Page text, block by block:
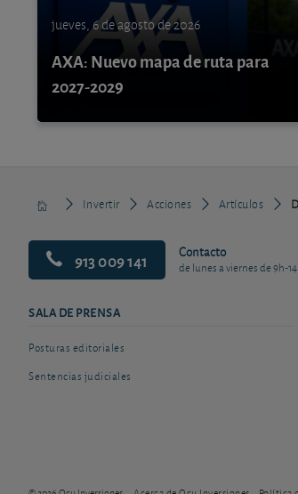
jueves, 6 de agosto de 2026
AXA: Nuevo mapa de ruta para
2027-2029
Invertir Acciones Artículos
913 009 141 Contacto
de lunes a viernes de 9h-
SALA DE PRENSA
Posturas editoriales
Sentencias judiciales